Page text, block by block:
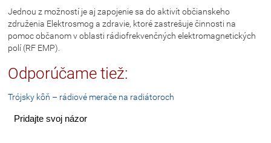
Jednou z možností je aj zapojenie sa do aktivít občianskeho
združenia Elektrosmog a zdravie, ktoré zastrešuje činnosti na
pomoc občanom v oblasti rádiofrekvenčných elektromagnetických
polí (RF EMP).
Odporúčame tiež:
Trójsky kôň – rádiové merače na radiátoroch
Pridajte svoj názor